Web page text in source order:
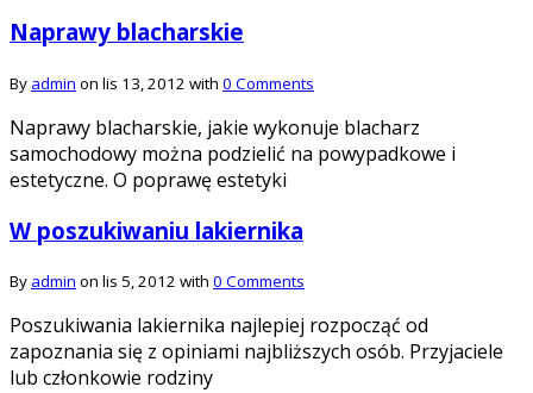
Naprawy blacharskie
By admin on lis 13, 2012 with 0 Comments
Naprawy blacharskie, jakie wykonuje blacharz
samochodowy można podzielić na powypadkowe i
estetyczne. O poprawę estetyki
W poszukiwaniu lakiernika
By admin on lis 5, 2012 with 0 Comments
Poszukiwania lakiernika najlepiej rozpocząć od
zapoznania się z opiniami najbliższych osób. Przyjaciele
lub członkowie rodziny